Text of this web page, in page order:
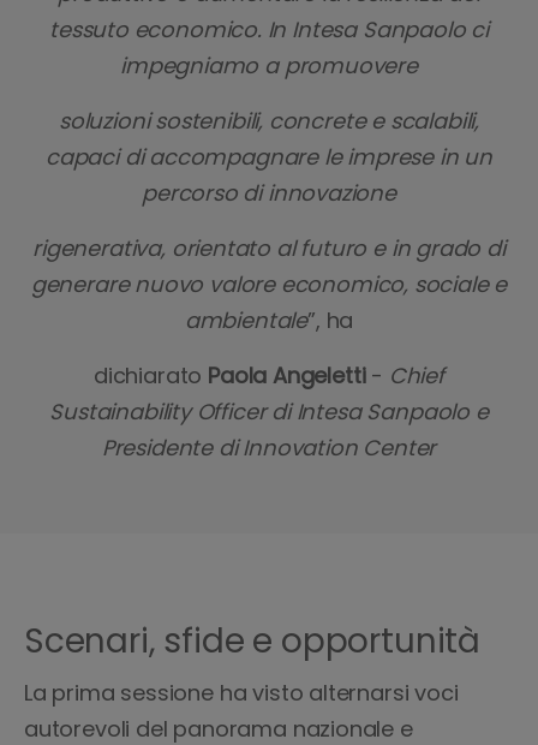
tessuto economico. In Intesa Sanpaolo ci
impegniamo a promuovere
soluzioni sostenibili, concrete e scalabili,
capaci di accompagnare le imprese in un
percorso di innovazione
rigenerativa, orientato al futuro e in grado di
generare nuovo valore economico, sociale e
ambientale”, ha
dichiarato Paola Angeletti- Chief
Sustainability Officer di Intesa Sanpaolo e
Presidente di Innovation Center
Scenari, sfide e opportunità
La prima sessione ha visto alternarsi voci
autorevoli del panorama nazionale e